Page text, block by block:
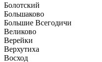
Болотский
Большаково
Большие Всегодичи
Великово
Верейки
Верхутиха
Восход